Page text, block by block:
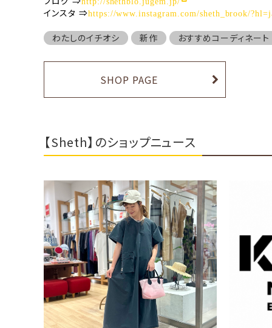
インスタ ⇒https://www.instagram.com/sheth_brook/
わたしのイチオシ 新作 おすすめコーディネート
SHOP PAGE
【Sheth】のショップニュース